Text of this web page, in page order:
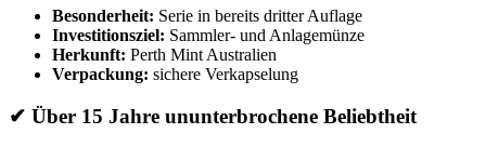
Besonderheit: Serie in bereits dritter Auflage
Investitionsziel: Sammler- und Anlagemünze
Herkunft: Perth Mint Australien
Verpackung: sichere Verkapselung
✔ Über 15 Jahre ununterbrochene Beliebtheit